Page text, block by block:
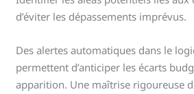
d’éviter les dépassements imprévus.
Des alertes automatiques dans le
permettent d’anticiper les écarts
apparition. Une maîtrise rigoureuse